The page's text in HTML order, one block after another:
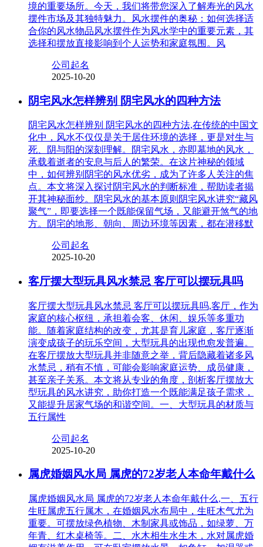
境的重要场所。今天，我们将带您深入了解寿光的风水
摆件市场及其独特魅力。风水摆件的奥秘：如何选择适
合你的风水物品风水摆件作为风水学中的重要元素，其
选择和摆放直接影响到个人运势和家庭氛围。风
公司起名
2025-10-20
阴宅风水怎样辨别 阴宅风水的四种方法
阴宅风水怎样辨别 阴宅风水的四种方法,在传统的中国文
化中，风水不仅仅是关于居住环境的选择，更是对生与
死、阴与阳的深刻理解。阴宅风水，亦即墓地的风水，
承载着逝者的安息与后人的繁荣。在这片神秘的领域
中，如何辨别阴宅的风水优劣，成为了许多人关注的焦
点。本文将深入探讨阴宅风水的判断标准，帮助读者揭
开其神秘面纱。阴宅风水的基本原则阴宅风水讲究“藏风
聚气”，即要选择一个既能保留气场，又能避开煞气的地
方。阴宅的地形、朝向、周边环境等因素，都在潜移默
公司起名
2025-10-20
客厅摆大型玩具风水禁忌 客厅可以摆玩具吗
客厅摆大型玩具风水禁忌 客厅可以摆玩具吗,客厅，作为
家庭的核心枢纽，承担着会客、休闲、娱乐等多重功
能。随着家庭结构的改变，尤其是育儿家庭，客厅逐渐
演变成孩子的玩乐空间，大型玩具的出现也愈发普遍。
在客厅摆放大型玩具并非随意之举，背后隐藏着诸多风
水禁忌，稍有不慎，可能会影响家庭运势、成员健康，
甚至亲子关系。本文将从专业的角度，剖析客厅摆放大
型玩具的风水讲究，助你打造一个既能满足孩子需求，
又能提升居家气场的和谐空间。一、大型玩具的材质与
五行属性
公司起名
2025-10-20
属虎婚姻风水局 属虎的72岁老人本命年戴什么
属虎婚姻风水局 属虎的72岁老人本命年戴什么,一、五行
生旺属虎五行属木，在婚姻风水布局中，生旺木气尤为
重要。可摆放绿色植物、木制家具或饰品，如绿萝、万
年青、红木桌椅等。二、水木相生水生木，水对属虎婚